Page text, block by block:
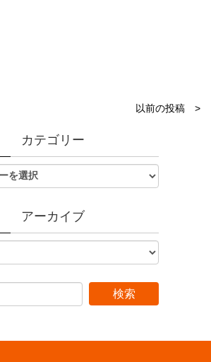
以前の投稿 >
カテゴリー
アーカイブ